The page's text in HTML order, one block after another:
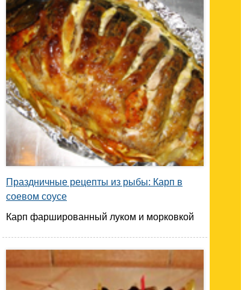
Праздничные рецепты из рыбы: Карп в
соевом соусе
Карп фаршированный луком и морковкой